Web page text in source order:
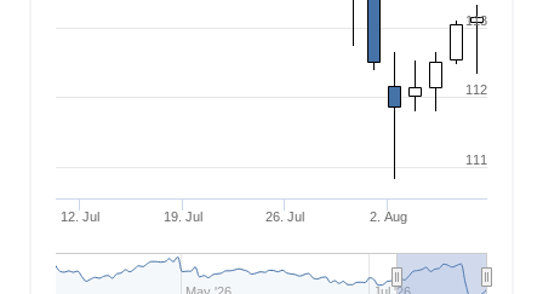
12. Jul 19. Jul 26. Jul 2. Aug
111
112
113